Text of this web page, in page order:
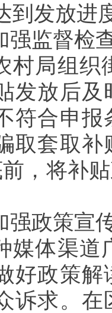
到发放进
强监督检
村局组织
发放后及
符合申报
取套取补
前 ， 将补
强政策宣
媒体渠道
好政策
诉求。